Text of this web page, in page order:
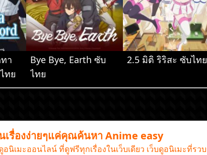
า
ทย
Bye Bye, Earth ซับ
ไทย
2.5 มิติ ริริสะ ซับไทย
เรื่องง่ายๆแค่คุณค้นหา Anime easy
อนิเมะออนไลน์ ที่ดูฟรีทุกเรื่องในเว็บเดียว เว็บดูอนิเมะที่